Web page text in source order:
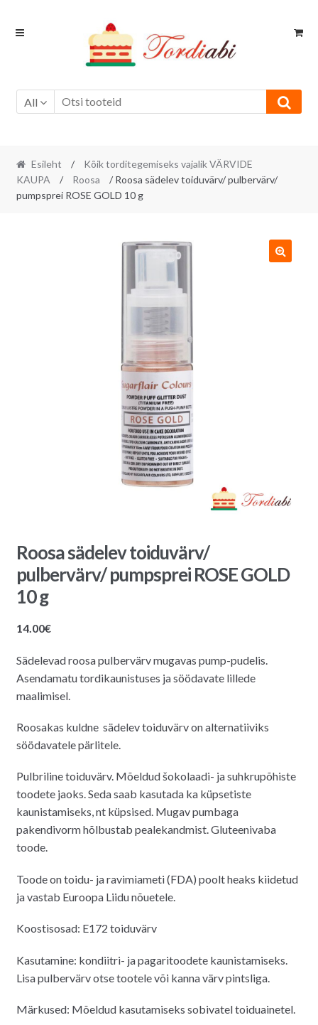
Skip
Skip
All
Esileht /
Kõik torditegemiseks vajalik VÄRVIDE
KAUPA
/ Roosa
/ Roosa sädelev toiduvärv/ pulbervärv/
pumpsprei ROSE GOLD 10 g
Roosa sädelev toiduvärv/
pulbervärv/ pumpsprei ROSE GOLD
10 g
14.00€
Sädelevad roosa pulbervärv mugavas pump-pudelis.
Asendamatu tordikaunistuses ja söödavate lillede
maalimisel.
Roosakas kuldne sädelev toiduvärvon alternatiiviks
söödavatele pärlitele.
Pulbriline toiduvärv. Mõeldud šokolaadi- ja suhkrupõhiste
toodete jaoks. Seda saab kasutada ka küpsetiste
kaunistamiseks, nt küpsised. Mugav pumbaga
pakendivorm hõlbustab pealekandmist. Gluteenivaba
toode.
Toode on toidu- ja ravimiameti (FDA) poolt heaks kiidetud
ja vastab Euroopa Liidu nõuetele.
Koostisosad: E172 toiduvärv
Kasutamine: kondiitri- ja pagaritoodete kaunistamiseks.
Lisa pulbervärv otse tootele või kanna värv pintsliga.
Märkused: Mõeldud kasutamiseks sobivatel toiduainetel.